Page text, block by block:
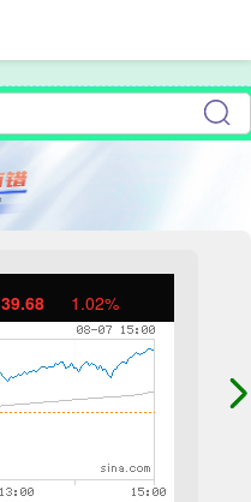
39.68 1.02%